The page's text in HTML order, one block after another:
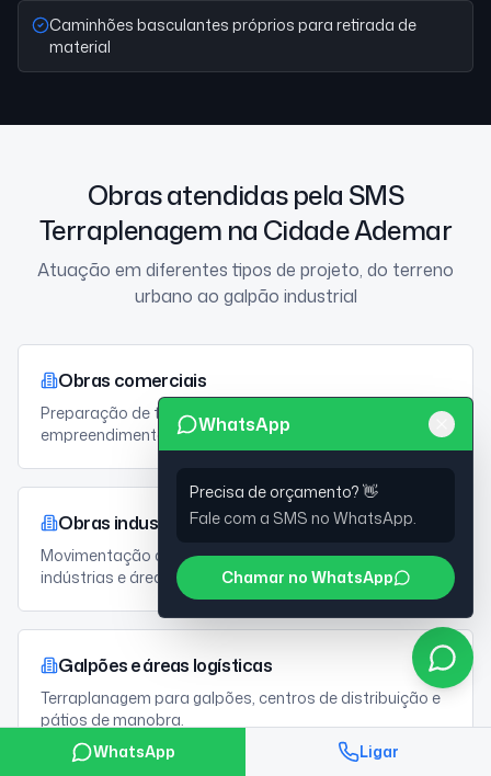
Caminhões basculantes próprios para retirada de
material
Obras atendidas pela SMS
Terraplenagem na Cidade Ademar
Atuação em diferentes tipos de projeto, do terreno
urbano ao galpão industrial
Obras comerciais
Preparação de terreno para lojas, centros comerciais e
empreendimentos de uso misto.
Obras industriais
Movimentação de terra e nivelamento para fábricas,
indústrias e áreas produtivas.
Galpões e áreas logísticas
Terraplanagem para galpões, centros de distribuição e
pátios de manobra.
WhatsApp
Precisa de orçamento? 👋
Fale com a SMS no WhatsApp.
Chamar no WhatsApp
WhatsApp Ligar